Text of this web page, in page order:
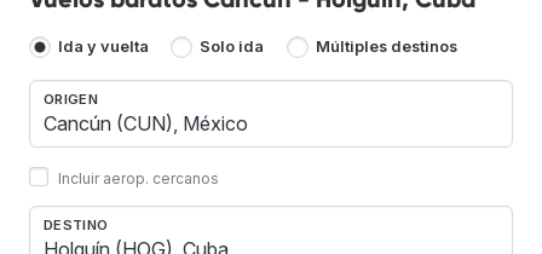
Ida y vuelta Solo ida Múltiples destinos
ORIGEN
Incluir aerop. cercanos
DESTINO